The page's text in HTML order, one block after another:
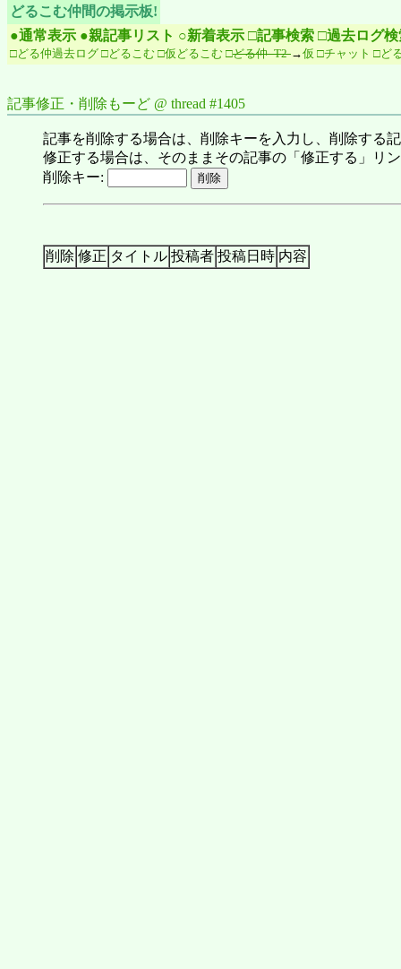
どるこむ仲間の掲示板!
●通常表示 ●親記事リスト ○新着表示 □記事検索 □過去ログ検
□どる仲過去ログ □どるこむ □仮どるこむ □どる仲 -T2-→仮 □チャット □ど
記事修正・削除もーど @ thread #1405
記事を削除する場合は、削除キーを入力し、削除する
修正する場合は、そのままその記事の「修正する」リ
削除キー:
削除 修正 タイトル 投稿者 投稿日時 内容